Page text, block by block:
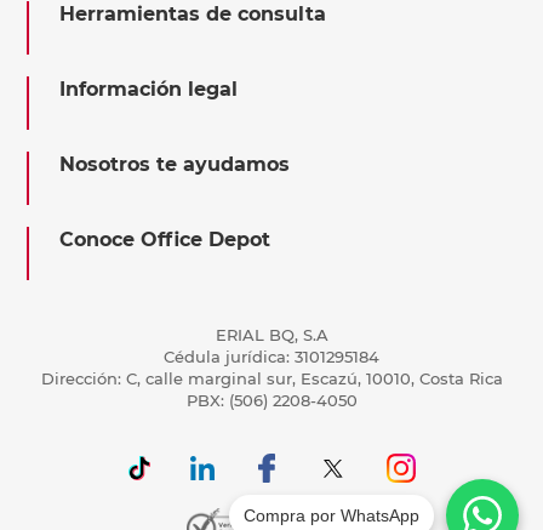
Herramientas de consulta
Información legal
Nosotros te ayudamos
Conoce Office Depot
ERIAL BQ, S.A
Cédula jurídica: 3101295184
Dirección: C, calle marginal sur, Escazú, 10010, Costa Rica
PBX: (506) 2208-4050
Compra por WhatsApp